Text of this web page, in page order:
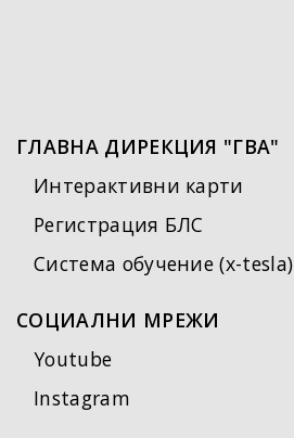
ГЛАВНА ДИРЕКЦИЯ "ГВА"
Интерактивни карти
Регистрация БЛС
Система обучение (x-tesla)
СОЦИАЛНИ МРЕЖИ
Youtube
Instagram